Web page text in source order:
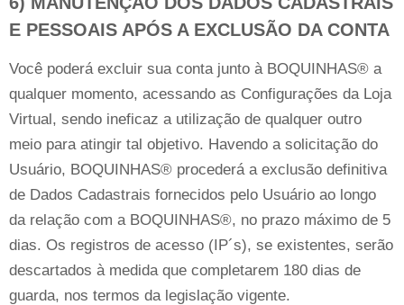
E PESSOAIS APÓS A EXCLUSÃO DA CONTA
Você poderá excluir sua conta junto à BOQUINHAS® a
qualquer momento, acessando as Configurações da Loja
Virtual, sendo ineficaz a utilização de qualquer outro
meio para atingir tal objetivo. Havendo a solicitação do
Usuário, BOQUINHAS® procederá a exclusão definitiva
de Dados Cadastrais fornecidos pelo Usuário ao longo
da relação com a BOQUINHAS®, no prazo máximo de 5
dias. Os registros de acesso (IP´s), se existentes, serão
descartados à medida que completarem 180 dias de
guarda, nos termos da legislação vigente.